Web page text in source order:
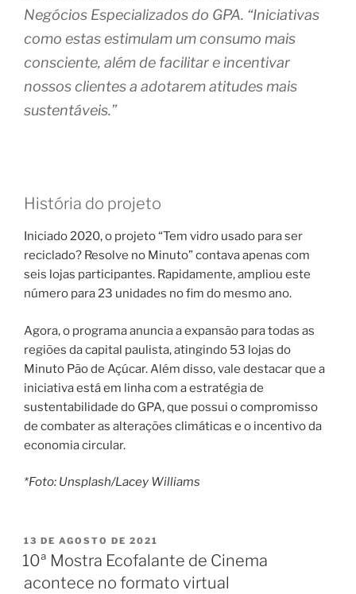
Negócios Especializados do GPA. “Iniciativas
como estas estimulam um consumo mais
consciente, além de facilitar e incentivar
nossos clientes a adotarem atitudes mais
sustentáveis.”
História do projeto
Iniciado 2020, o projeto “Tem vidro usado para ser
reciclado? Resolve no Minuto” contava apenas com
seis lojas participantes. Rapidamente, ampliou este
número para 23 unidades no fim do mesmo ano.
Agora, o programa anuncia a expansão para todas as
regiões da capital paulista, atingindo 53 lojas do
Minuto Pão de Açúcar. Além disso, vale destacar que a
iniciativa está em linha com a estratégia de
sustentabilidade do GPA, que possui o compromisso
de combater as alterações climáticas e o incentivo da
economia circular.
*Foto: Unsplash/Lacey Williams
PUBLICADO
EM
13 DE AGOSTO DE 2021
10ª Mostra Ecofalante de Cinema
acontece no formato virtual